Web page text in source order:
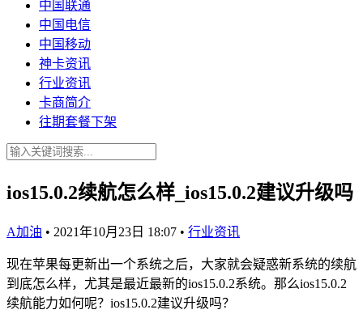
中国联通
中国电信
中国移动
神卡资讯
行业资讯
卡商简介
往期套餐下架
ios15.0.2续航怎么样_ios15.0.2建议升级吗
A加油 • 2021年10月23日 18:07 • 行业资讯
现在苹果每更新出一个系统之后，大家就会疑惑新系统的续航
到底怎么样，尤其是最近最新的ios15.0.2系统。那么ios15.0.2
续航能力如何呢？ios15.0.2建议升级吗？